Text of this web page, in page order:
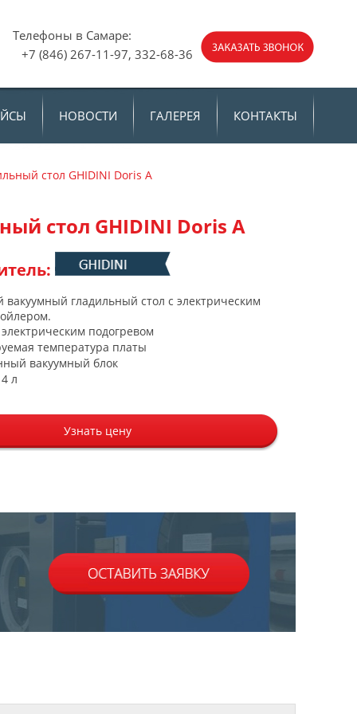
Телефоны в Самаре:
(846) 267-11-97, 332-68-36
НОВОСТИ ГАЛЕРЕЯ КОНТАКТЫ
стол GHIDINI Doris А
стол GHIDINI Doris А
гладильный стол с электрическим
подогревом
температура платы
вакуумный блок
л
Узнать цену